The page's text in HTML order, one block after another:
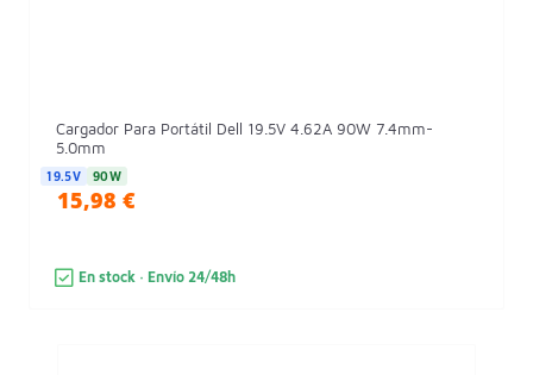
Cargador Para Portátil Dell 19.5V 4.62A 90W 7.4mm-
5.0mm
19.5V 90W
15,98 €
En stock · Envío 24/48h